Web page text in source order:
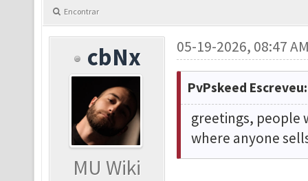
Encontrar
cbNx
MU Wiki
05-19-2026, 08:47
PvPskeed Escreveu:
greetings, people
where anyone